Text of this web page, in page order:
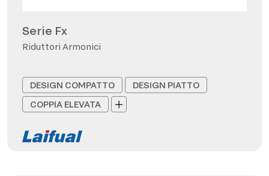
Serie Fx
Riduttori Armonici
DESIGN COMPATTO
DESIGN PIATTO
COPPIA ELEVATA